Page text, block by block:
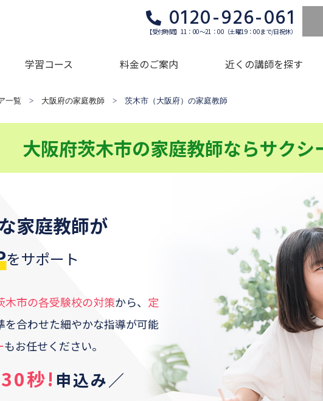
0120-926-061
【受付時間】11：00～21：00（土曜19：00まで/日祝休）
学習コース 料金のご案内 近くの講師を探す
一覧 > 大阪府の家庭教師 > 茨木市（大阪府）の家庭教師
大阪府茨木市の家庭教師ならサクシ
家庭教師が
をサポート
木市の各受験校の対策から、 定
を合わせた細やかな指導が可能
もお任せください。
30秒! 申込み／